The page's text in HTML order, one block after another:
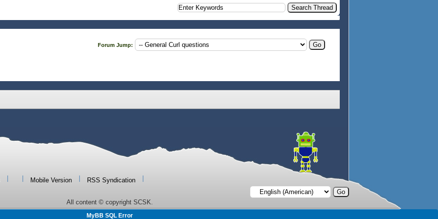
to tooltip",
to tooltip",
Forum Jump:
Mobile Version RSS Syndication
All content © copyright SCSK.
MyBB SQL Error